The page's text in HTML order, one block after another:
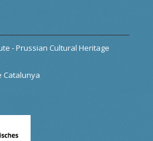
- Prussian Cultural Heritage
Catalunya